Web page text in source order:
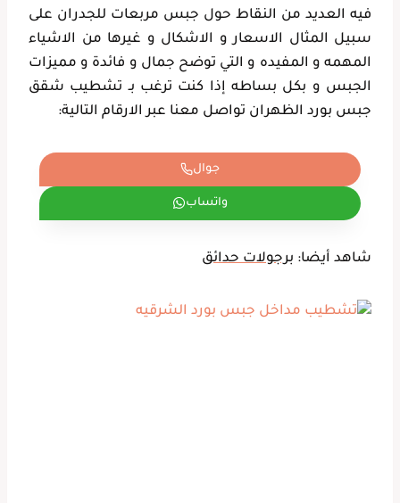
فيه العديد من النقاط حول جبس مربعات للجدران على
سبيل المثال الاسعار و الاشكال و غيرها من الاشياء
المهمه و المفيده و التي توضح جمال و فائدة و مميزات
الجبس و بكل بساطه إذا كنت ترغب بـ تشطيب شقق
جبس بورد الظهران تواصل معنا عبر الارقام التالية:
جوال
واتساب
شاهد أيضا: برجولات حدائق